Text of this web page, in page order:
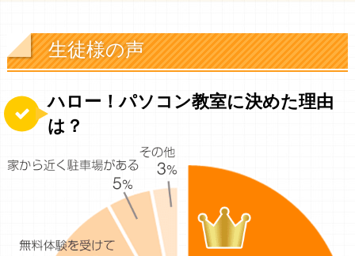
生徒様の声
ハロー！パソコン教室に決めた理由
は？